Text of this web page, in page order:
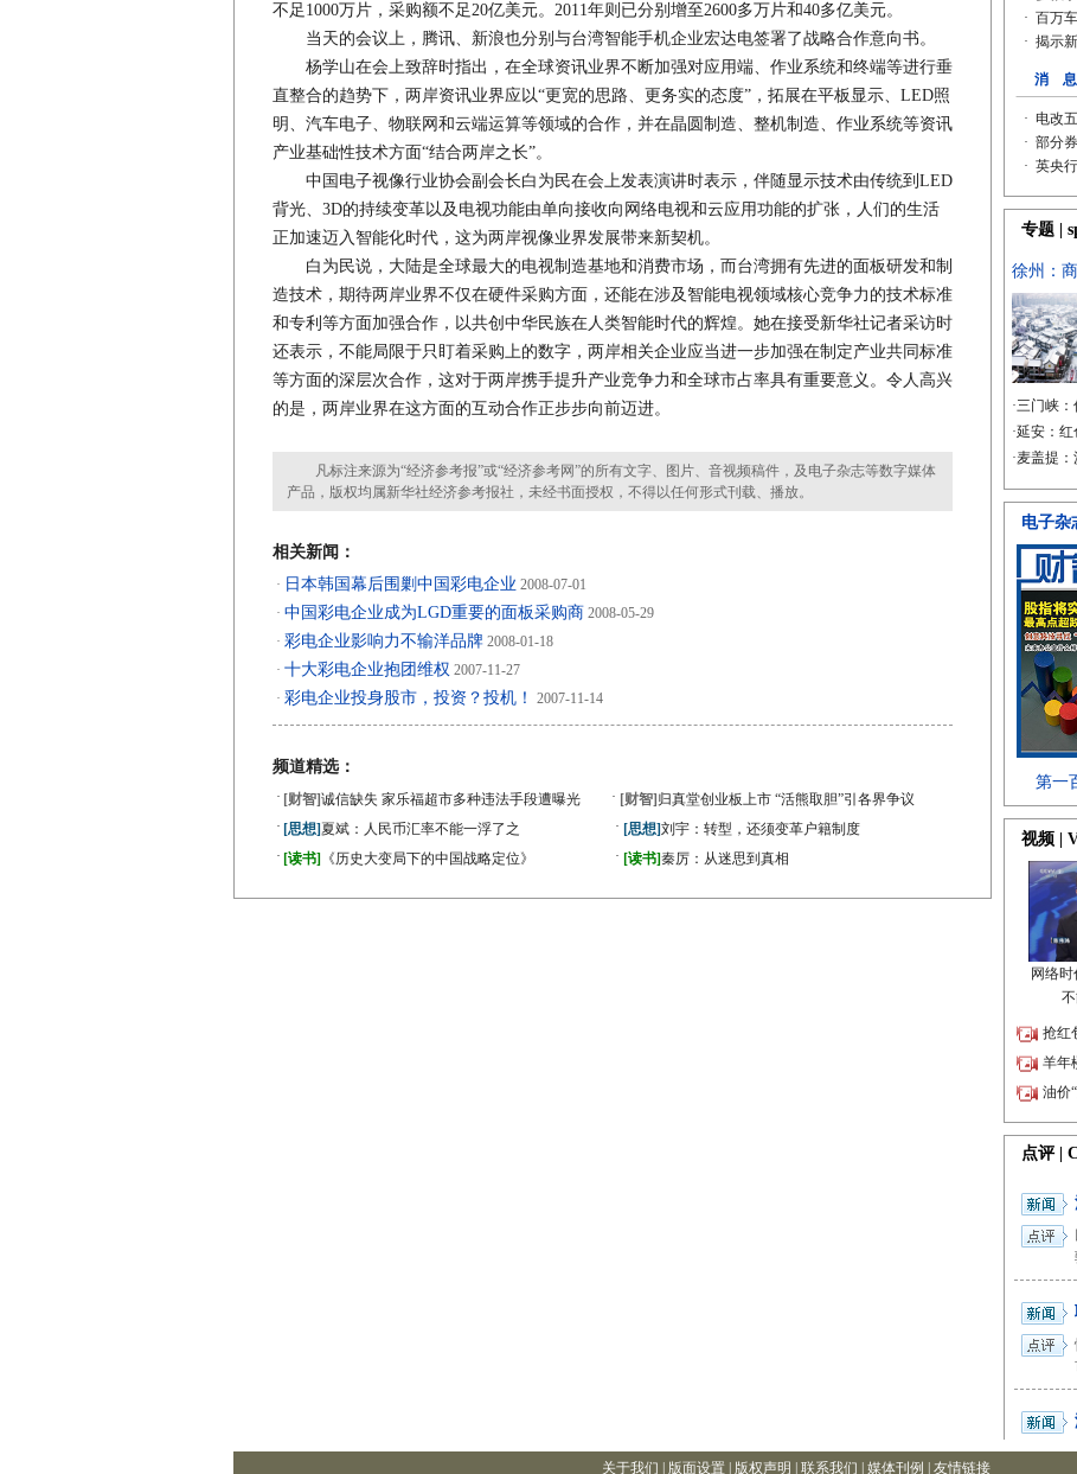
不足1000万片，采购额不足20亿美元。2011年则已分别增至2600多万片和40多亿美元。
当天的会议上，腾讯、新浪也分别与台湾智能手机企业宏达电签署了战略合作意向书。
杨学山在会上致辞时指出，在全球资讯业界不断加强对应用端、作业系统和终端等进行垂
直整合的趋势下，两岸资讯业界应以“更宽的思路、更务实的态度”，拓展在平板显示、LED照
明、汽车电子、物联网和云端运算等领域的合作，并在晶圆制造、整机制造、作业系统等资讯
产业基础性技术方面“结合两岸之长”。
中国电子视像行业协会副会长白为民在会上发表演讲时表示，伴随显示技术由传统到LED
背光、3D的持续变革以及电视功能由单向接收向网络电视和云应用功能的扩张，人们的生活
正加速迈入智能化时代，这为两岸视像业界发展带来新契机。
白为民说，大陆是全球最大的电视制造基地和消费市场，而台湾拥有先进的面板研发和制
造技术，期待两岸业界不仅在硬件采购方面，还能在涉及智能电视领域核心竞争力的技术标准
和专利等方面加强合作，以共创中华民族在人类智能时代的辉煌。她在接受新华社记者采访时
还表示，不能局限于只盯着采购上的数字，两岸相关企业应当进一步加强在制定产业共同标准
等方面的深层次合作，这对于两岸携手提升产业竞争力和全球市占率具有重要意义。令人高兴
的是，两岸业界在这方面的互动合作正步步向前迈进。
凡标注来源为“经济参考报”或“经济参考网”的所有文字、图片、音视频稿件，及电子杂志等数字媒体
产品，版权均属新华社经济参考报社，未经书面授权，不得以任何形式刊载、播放。
相关新闻：
· 日本韩国幕后围剿中国彩电企业 2008-07-01
· 中国彩电企业成为LGD重要的面板采购商 2008-05-29
· 彩电企业影响力不输洋品牌 2008-01-18
· 十大彩电企业抱团维权 2007-11-27
· 彩电企业投身股市，投资？投机！ 2007-11-14
频道精选：
· [财智]诚信缺失 家乐福超市多种违法手段遭曝光 · [财智] 归真堂创业板上市 “活熊取胆”引各界争议
· [思想]夏斌：人民币汇率不能一浮了之 · [思想]刘宇：转型，还须变革户籍制度
· [读书] 《历史大变局下的中国战略定位》 · [读书]秦厉：从迷思到真相
关于我们 版面设置 版权声明 联系我们 媒体刊例 友情链接